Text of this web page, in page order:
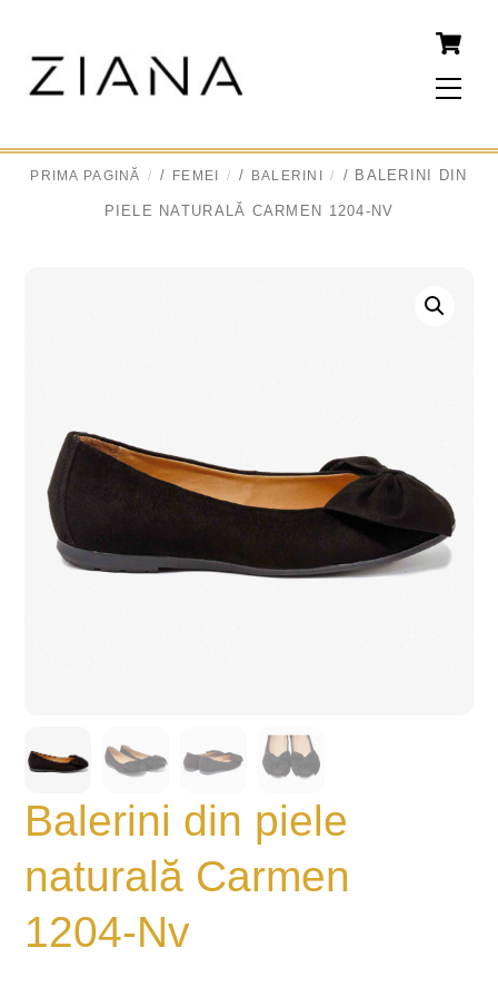
content
PRIMA PAGINĂ / FEMEI / BALERINI / BALERINI DIN
PIELE NATURALĂ CARMEN 1204-NV
Balerini din piele
naturală Carmen
1204-Nv